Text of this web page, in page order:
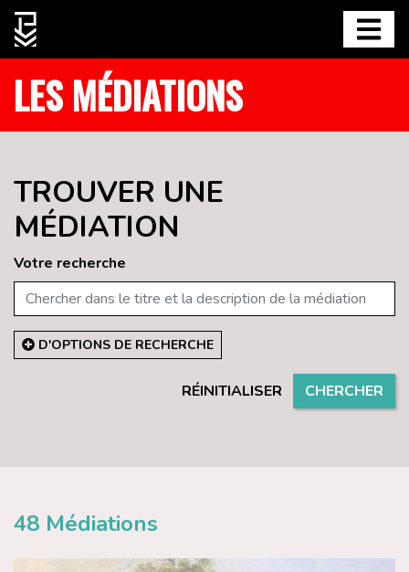
LES MÉDIATIONS
TROUVER UNE
MÉDIATION
Votre recherche
D'OPTIONS DE RECHERCHE
RÉINITIALISER
48 Médiations